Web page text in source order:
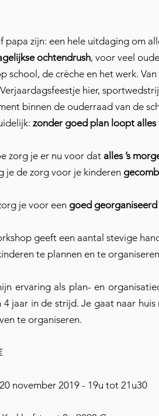
papa zijn: een hele uitdaging om
ochtendrush, voor veel
school, de crèche en het werk.
hier,
binnen de ouderraad van de
zonder goed plan loopt alles
zorg je er nu voor dat alles ’s
je de zorg voor je kinderen
je voor een goed georganiseerd
geeft een aantal stevige
te plannen en te
ervaring als plan- en
4 jaar in de strijd. Je gaat naar huis
te organiseren.
20 november 2019 - 19u tot 21u30